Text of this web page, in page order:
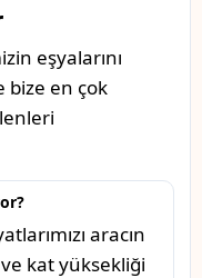
eşyalarını
bize en çok
aracın
kat yüksekliği